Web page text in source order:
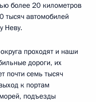
более 20 километров
тысяч автомобилей
Неву.
проходят и наши
дороги, их
почти семь тысяч
к портам
подъезды